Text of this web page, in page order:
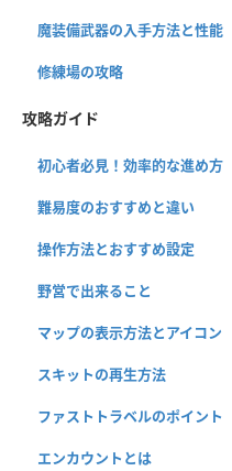
魔装備武器の入手方法と性能
修練場の攻略
攻略ガイド
初心者必見！効率的な進め方
難易度のおすすめと違い
操作方法とおすすめ設定
野営で出来ること
マップの表示方法とアイコン
スキットの再生方法
ファストトラベルのポイント
エンカウントとは